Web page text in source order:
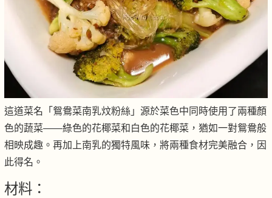
這道菜名「鴛鴦菜南乳炆粉絲」源於菜色中同時使用了兩種顏
色的蔬菜——綠色的花椰菜和白色的花椰菜，猶如一對鴛鴦般
相映成趣。再加上南乳的獨特風味，將兩種食材完美融合，因
此得名。
材料：